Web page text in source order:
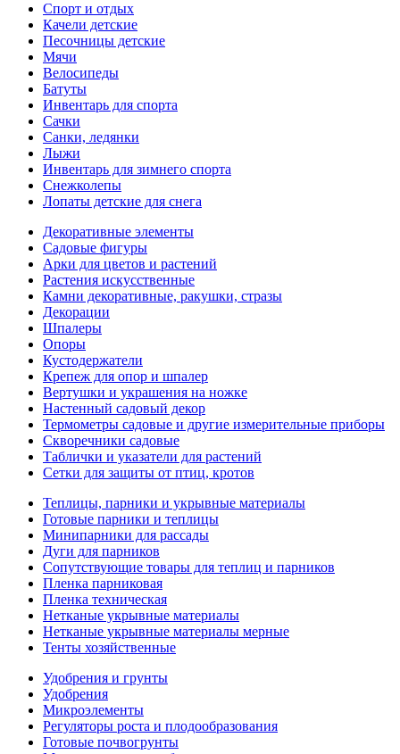
Спорт и отдых
Качели детские
Песочницы детские
Мячи
Велосипеды
Батуты
Инвентарь для спорта
Сачки
Санки, ледянки
Лыжи
Инвентарь для зимнего спорта
Снежколепы
Лопаты детские для снега
Декоративные элементы
Садовые фигуры
Арки для цветов и растений
Растения искусственные
Камни декоративные, ракушки, стразы
Декорации
Шпалеры
Опоры
Кустодержатели
Крепеж для опор и шпалер
Вертушки и украшения на ножке
Настенный садовый декор
Термометры садовые и другие измерительные приборы
Скворечники садовые
Таблички и указатели для растений
Сетки для защиты от птиц, кротов
Теплицы, парники и укрывные материалы
Готовые парники и теплицы
Минипарники для рассады
Дуги для парников
Сопутствующие товары для теплиц и парников
Пленка парниковая
Пленка техническая
Нетканые укрывные материалы
Нетканые укрывные материалы мерные
Тенты хозяйственные
Удобрения и грунты
Удобрения
Микроэлементы
Регуляторы роста и плодообразования
Готовые почвогрунты